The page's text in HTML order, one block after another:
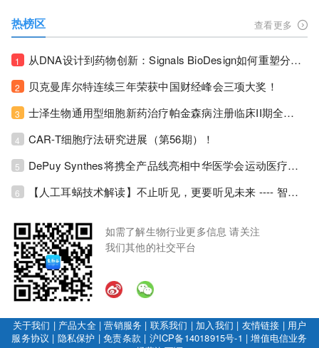
热榜区 查看更多
1 从DNA设计到药物创新：Signals BioDesign如何重塑分子生物学研发生态！
2 贝克曼库尔特连续三年荣获中国财经峰会三项大奖！
3 士泽生物通用型细胞新药治疗帕金森病注册临床II期全部入组完成！
4 CAR-T细胞疗法研究进展（第56期）！
5 DePuy Synthes将携全产品线亮相中华医学会运动医疗分会大会，加码布局中国运动医学创新赛道！
6 【人工耳蜗技术解读】不止听见，更要听见未来 ---- 智能耳蜗，开启人工耳蜗技术新纪元！
如需了解生物行业更多信息 请关注
我们其他的社交平台
关于我们 | 产品大全|营销服务 | 联系我们 | 加入我们 | 友情链接 | 用户
服务协议 | 隐私保护 |免责条款 | 沪ICP备14018915号-1 |增值电信业务